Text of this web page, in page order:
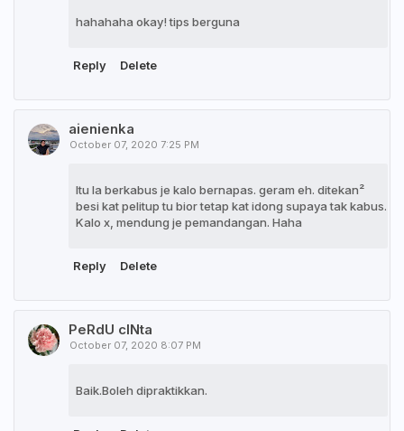
hahahaha okay! tips berguna
Reply Delete
aienienka
October 07, 2020 7:25 PM
Itu la berkabus je kalo bernapas. geram eh. ditekan²
besi kat pelitup tu bior tetap kat idong supaya tak kabus.
Kalo x, mendung je pemandangan. Haha
Reply Delete
PeRdU cINta
October 07, 2020 8:07 PM
Baik.Boleh dipraktikkan.